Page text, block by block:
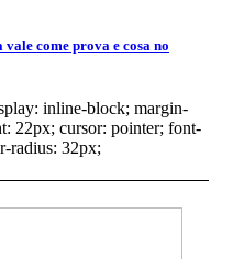
come prova e cosa no
inline-block; margin-
22px; cursor: pointer; font-
radius: 32px;